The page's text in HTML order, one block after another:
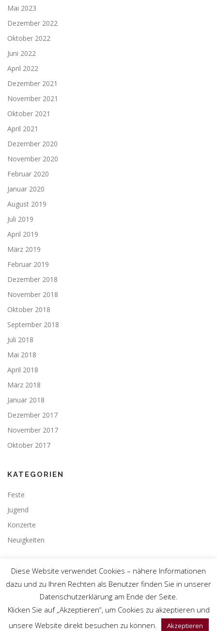
Mai 2023
Dezember 2022
Oktober 2022
Juni 2022
April 2022
Dezember 2021
November 2021
Oktober 2021
April 2021
Dezember 2020
November 2020
Februar 2020
Januar 2020
August 2019
Juli 2019
April 2019
März 2019
Februar 2019
Dezember 2018
November 2018
Oktober 2018
September 2018
Juli 2018
Mai 2018
April 2018
März 2018
Januar 2018
Dezember 2017
November 2017
Oktober 2017
KATEGORIEN
Feste
Jugend
Konzerte
Neuigkeiten
Copyright © 1978 – 2026 ASG Teningen
Vereinsintern
Datenschutzerklärung Impressum
Diese Website verwendet Cookies – nähere Informationen
dazu und zu Ihren Rechten als Benutzer finden Sie in unserer
Datenschutzerklärung am Ende der Seite.
Klicken Sie auf „Akzeptieren“, um Cookies zu akzeptieren und
unsere Website direkt besuchen zu können.
Akzeptieren